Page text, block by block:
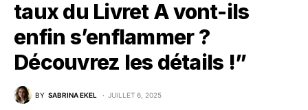
taux du Livret A vont-ils
enfin s’enflammer ?
Découvrez les détails !”
BY SABRINA EKEL JUILLET 6, 2025